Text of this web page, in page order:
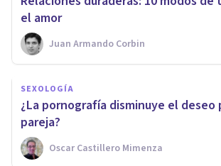
el amor
Juan Armando Corbin
SEXOLOGÍA
¿La pornografía disminuye el deseo
pareja?
Oscar Castillero Mimenza
PAREJA
Claves para superar
en una relación de
empieza
Avance Psicólogos